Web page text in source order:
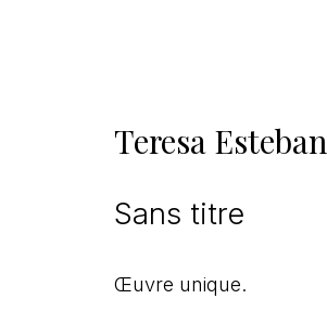
Teresa Esteban
Sans titre
Œuvre unique.